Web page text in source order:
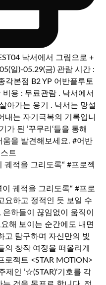
궤적을 그리도록“ #프로젝